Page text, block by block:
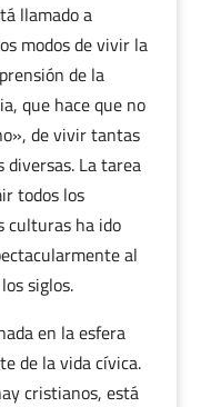
llamado a
modos de vivir la
de la
que hace que no
de vivir tantas
La tarea
todos los
culturas ha ido
al
siglos.
en la esfera
de la vida cívica.
cristianos, está